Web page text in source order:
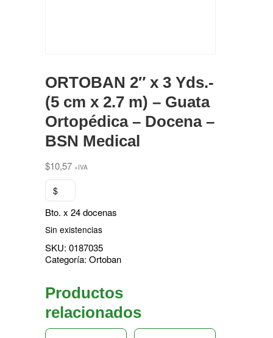
ORTOBAN 2″ x 3 Yds.-
(5 cm x 2.7 m) – Guata
Ortopédica – Docena –
BSN Medical
$10,57 +IVA
$
Bto. x 24 docenas
Sin existencias
SKU: 0187035
Categoría: Ortoban
Productos
relacionados